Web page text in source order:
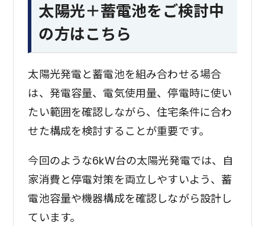
太陽光＋蓄電池をご検討中
の方はこちら
太陽光発電と蓄電池を組み合わせる場合
は、発電容量、電気使用量、停電時に使い
たい範囲を確認しながら、住宅条件に合わ
せた構成を検討することが重要です。
今回のような6kW台の太陽光発電では、自
家消費と停電対策を両立しやすいよう、蓄
電池容量や機器構成を確認しながら設計し
ています。